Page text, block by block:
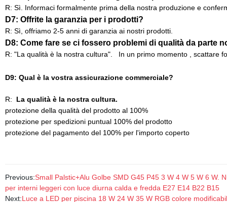
R: Sì. Informaci formalmente prima della nostra produzione e
D7: Offrite la garanzia per i prodotti?
R: Sì, offriamo 2-5 anni di garanzia ai nostri prodotti.
D8: Come fare se ci fossero problemi di qualità da parte
R: "La qualità è la nostra cultura". In un primo momento , scattare
D9: Qual è la vostra assicurazione commerciale?
R:
La qualità è la nostra cultura.
protezione della qualità del prodotto al 100%
protezione per spedizioni puntual 100% del prodotto
protezione del pagamento del 100% per l'importo coperto
Previous:Small Palstic+Alu Golbe SMD G45 P45 3 W 4 W 5 W 6 W.
per interni leggeri con luce diurna calda e fredda E27 E14 B22 B15
Next:Luce a LED per piscina 18 W 24 W 35 W RGB colore